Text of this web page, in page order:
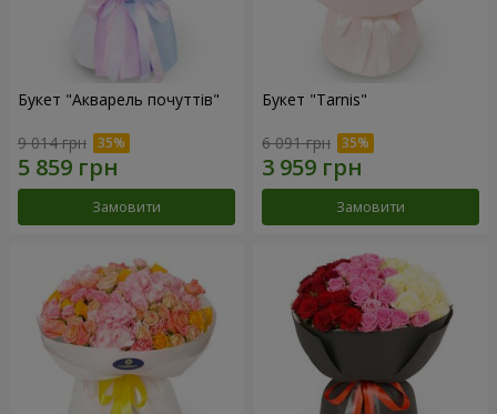
Букет "Акварель почуттів"
9 014 грн
Замовити
Букет "Tarnis"
6 091 грн
Замовити